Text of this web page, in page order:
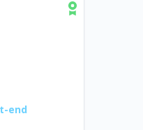
end